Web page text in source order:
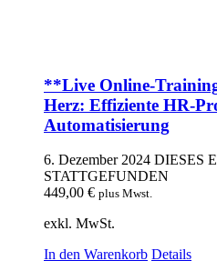
**Live Online-
Herz: Effiziente HR-
Automatisierung
6. Dezember 2024 DIESES
STATTGEFUNDEN
449,00 € plus Mwst.
exkl. MwSt.
In den Warenkorb Details